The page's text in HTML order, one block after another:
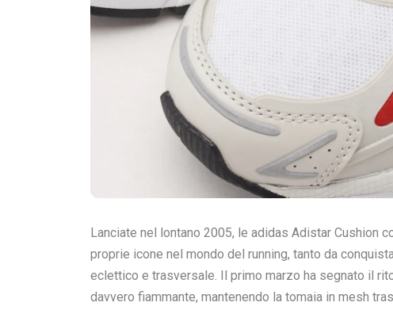
Lanciate nel lontano 2005, le adidas Adistar Cushion
proprie icone nel mondo del running, tanto da
eclettico e trasversale. Il primo marzo ha segnato il
davvero fiammante, mantenendo la tomaia in mesh